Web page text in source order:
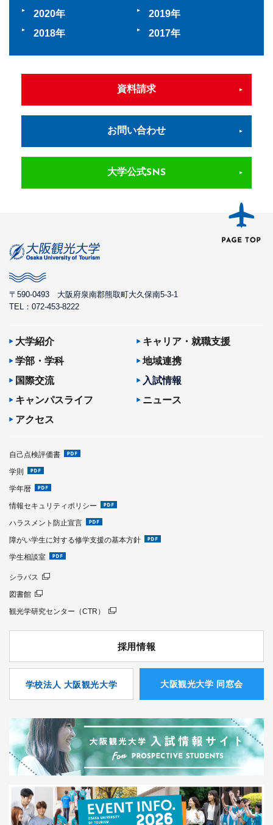
2020
2019
2018
2017
資料請求
お問い合わせ
大学公式SNS
〒590-0493 大阪府泉南郡熊取町大久保南5-3-1
TEL：072-453-8222
大学紹介
キャリア・就職支援
学部・学科
地域連携
国際交流
入試情報
キャンパスライフ
ニュース
アクセス
自己点検評価書
学則
学年暦
情報セキュリティポリシー
ハラスメント防止宣言
障がい学生に対する修学支援の基本方針
学生相談室
シラバス
図書館
観光学研究センター（CTR）
採用情報
学校法人 大阪観光大学 ⼤阪観光⼤学 同窓会